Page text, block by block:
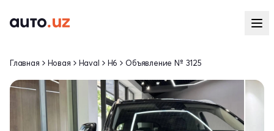
Главная Новая Haval H6 Объявление № 3125